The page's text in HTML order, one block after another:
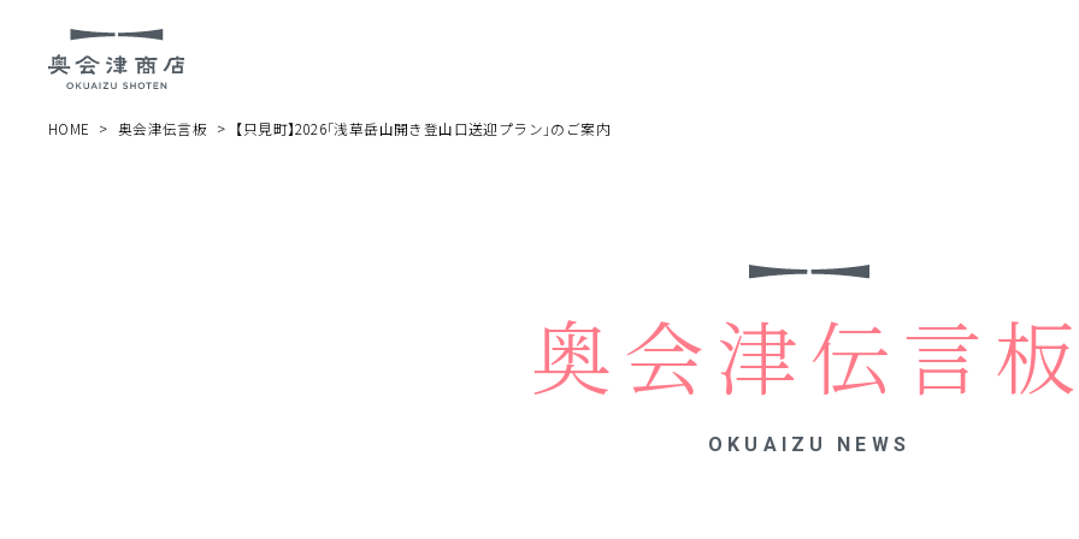
HOME 奥会津伝言板 【只見町】2026「浅草岳山開き登山口送迎プラン」のご案内
奥会津伝言
OKUAIZU NEWS